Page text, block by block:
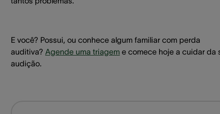
E você? Possui, ou conhece algum familiar com perda
auditiva? Agende uma triagem e comece hoje a cuidar da
audição.